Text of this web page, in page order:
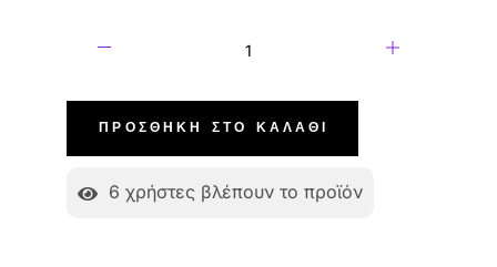
ΠΡΟΣΘΉΚΗ ΣΤΟ ΚΑΛΆΘΙ
6 χρήστες βλέπουν το προϊόν